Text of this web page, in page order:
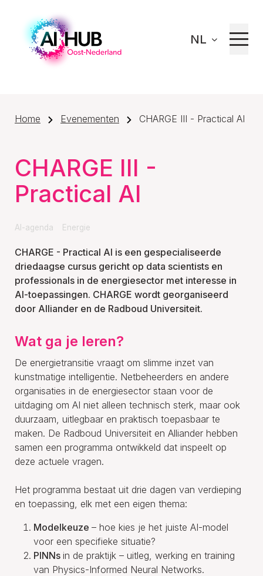
NL
Home Evenementen CHARGE III - Practical AI
CHARGE III -
Practical AI
AI-agenda Energie
CHARGE - Practical AI is een gespecialiseerde
driedaagse cursus gericht op data scientists en
professionals in de energiesector met interesse in
AI-toepassingen. CHARGE wordt georganiseerd
door Alliander en de Radboud Universiteit.
Wat ga je leren?
De energietransitie vraagt om slimme inzet van
kunstmatige intelligentie. Netbeheerders en andere
organisaties in de energiesector staan voor de
uitdaging om AI niet alleen technisch sterk, maar ook
duurzaam, uitlegbaar en praktisch toepasbaar te
maken. De Radboud Universiteit en Alliander hebben
samen een programma ontwikkeld dat inspeelt op
deze actuele vragen.
Het programma bestaat uit drie dagen van verdieping
en toepassing, elk met een eigen thema:
Modelkeuze – hoe kies je het juiste AI-model
voor een specifieke situatie?
PINNs in de praktijk – uitleg, werking en training
van Physics-Informed Neural Networks.